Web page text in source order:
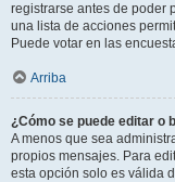
registrarse antes de poder
una lista de acciones
Puede votar en las
Arriba
¿Cómo se puede editar o
A menos que sea
propios mensajes. Para
esta opción solo es válida